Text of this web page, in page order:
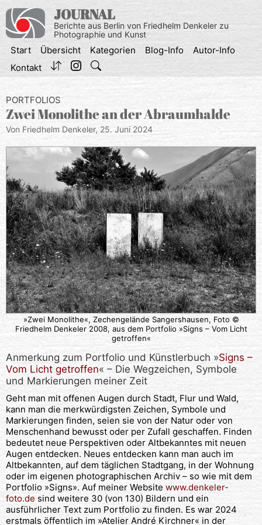
Inhalt
springen
JOURNAL
Berichte aus Berlin von Friedhelm Denkeler zu
Photographie und Kunst
Start Übersicht Kategorien Blog-Info
Autor-Info
Kontakt
PORTFOLIOS
Zwei Monolithe an der Abraumhalde
Von Friedhelm Denkeler, 25. Juni 2024
»Zwei Monolithe«, Zechengelände Sangershausen, Foto ©
Friedhelm Denkeler 2008, aus dem Portfolio »Signs – Vom Licht
getroffen«
Anmerkung zum Portfolio und Künstlerbuch »Signs –
Vom Licht getroffen« – Die Wegzeichen, Symbole
und Markierungen meiner Zeit
Geht man mit offenen Augen durch Stadt, Flur und Wald,
kann man die merkwürdigsten Zeichen, Symbole und
Markierungen finden, seien sie von der Natur oder von
Menschenhand bewusst oder per Zufall geschaffen. Finden
bedeutet neue Perspektiven oder Altbekanntes mit neuen
Augen entdecken. Neues entdecken kann man auch im
Altbekannten, auf dem täglichen Stadtgang, in der Wohnung
oder im eigenen photographischen Archiv – so wie mit dem
Portfolio »Signs». Auf meiner Website www.denkeler-
foto.de sind weitere 30 (von 130) Bildern und ein
ausführlicher Text zum Portfolio zu finden. Es war 2024
erstmals öffentlich im »Atelier André Kirchner« in der